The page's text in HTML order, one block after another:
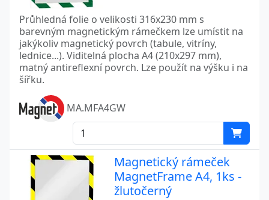
Průhledná folie o velikosti 316x230 mm s
barevným magnetickým rámečkem lze umístit na
jakýkoliv magnetický povrch (tabule, vitríny,
lednice...). Viditelná plocha A4 (210x297 mm),
matný antireflexní povrch. Lze použít na výšku i na
šířku.
MA.MFA4GW
Magnetický rámeček
MagnetFrame A4, 1ks -
žlutočerný